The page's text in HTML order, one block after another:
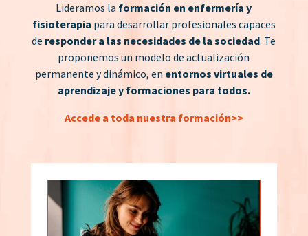
Lideramos la formación en enfermería y
fisioterapia para desarrollar profesionales capaces
de responder a las necesidades de la sociedad. Te
proponemos un modelo de actualización
permanente y dinámico, en entornos virtuales de
aprendizaje y formaciones para todos.
Accede a toda nuestra formación>>